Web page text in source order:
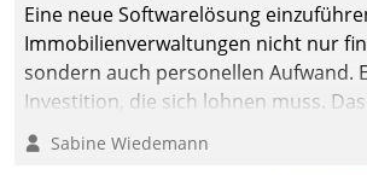
Eine neue Softwarelösung
Immobilienverwaltungen nicht nur
sondern auch personellen Aufwand.
Investition, die sich lohnen muss.
nachhaltige Optimierung der
dieses Ziel erreicht wird, sollten
Sabine Wiedemann